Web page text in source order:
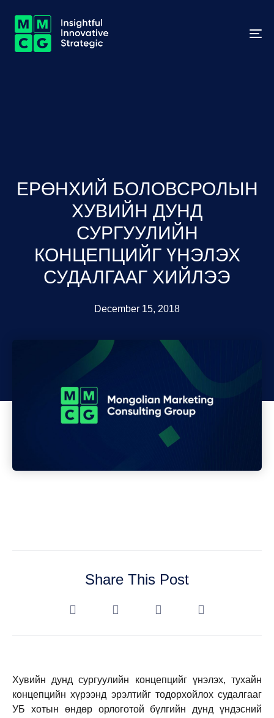
ЕРӨНХИЙ БОЛОВСРОЛЫН
ХУВИЙН ДУНД
СУРГУУЛИЙН
КОНЦЕПЦИЙГ ҮНЭЛЭХ
СУДАЛГААГ ХИЙЛЭЭ
December 15, 2018
Share This Post
Хувийн дунд сургуулийн концепцийг үнэлэх, тухайн
концепцийн хүрээнд эрэлтийг тодорхойлох судалгааг
УБ хотын өндөр орлоготой бүлгийн дунд үндэсний